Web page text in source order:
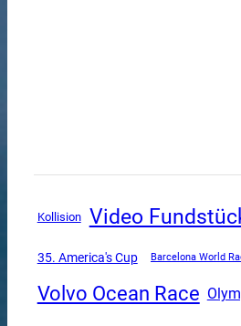
Kollision Video
35. America's Cup Barcelona World
Volvo Ocean Race